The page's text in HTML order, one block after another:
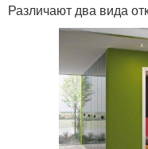
Различают два вида